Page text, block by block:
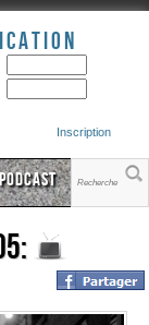
Inscription
Podcast